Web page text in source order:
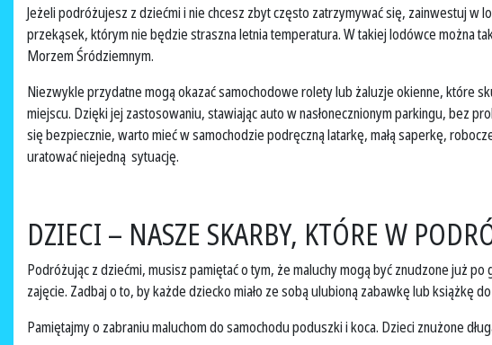
Jeżeli podróżujesz z dziećmi i nie chcesz zbyt często zatrzymywać się, zainwestuj
przekąsek, którym nie będzie straszna letnia temperatura. W takiej lodówce można
Morzem Śródziemnym.
Niezwykle przydatne mogą okazać samochodowe rolety lub żaluzje okienne, które
miejscu. Dzięki jej zastosowaniu, stawiając auto w nasłonecznionym parkingu, bez
się bezpiecznie, warto mieć w samochodzie podręczną latarkę, małą saperkę,
uratować niejedną sytuację.
DZIECI – NASZE SKARBY, KTÓRE W
Podróżując z dziećmi, musisz pamiętać o tym, że maluchy mogą być znudzone już
zajęcie. Zadbaj o to, by każde dziecko miało ze sobą ulubioną zabawkę lub książkę
Pamiętajmy o zabraniu maluchom do samochodu poduszki i koca. Dzieci znużone